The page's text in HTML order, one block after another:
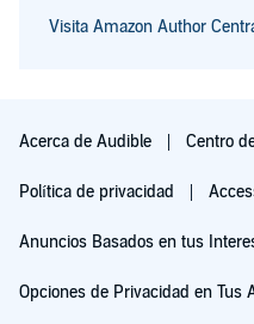
Visita Amazon Author
Acerca de Audible Centro
Política de privacidad
Anuncios Basados en tus
Opciones de Privacidad en Tus